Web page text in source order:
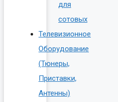
для
сотовых
Телевизионное
Оборудование
(Тюнеры,
Приставки,
Антенны)